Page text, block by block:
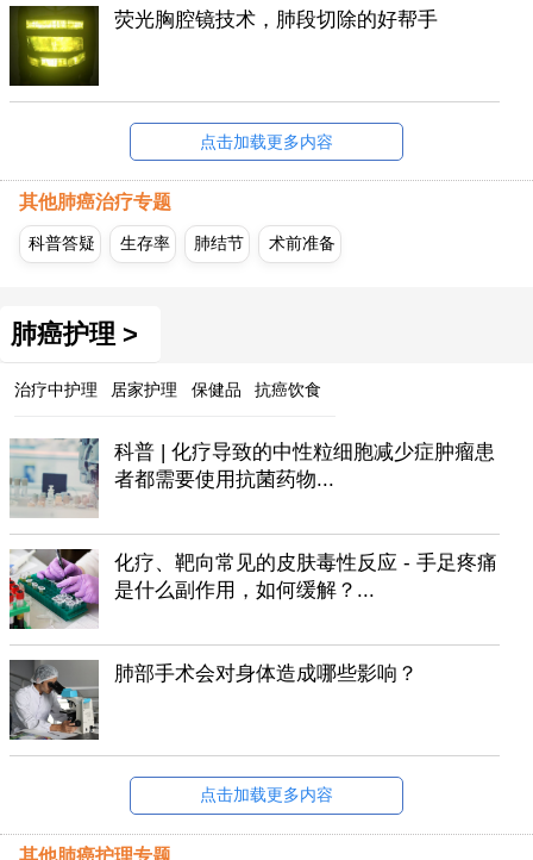
荧光胸腔镜技术，肺段切除的好帮手
点击加载更多内容
其他肺癌治疗专题
科普答疑 生存率 肺结节 术前准备
肺癌护理 >
治疗中护理 居家护理 保健品 抗癌饮食
科普 | 化疗导致的中性粒细胞减少症肿瘤患
者都需要使用抗菌药物...
化疗、靶向常见的皮肤毒性反应 - 手足疼痛
是什么副作用，如何缓解？...
肺部手术会对身体造成哪些影响？
点击加载更多内容